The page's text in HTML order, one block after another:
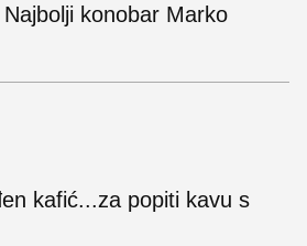
konobar Marko
kafić...za popiti kavu s